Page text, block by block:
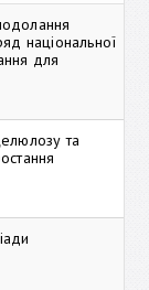
національної
для
та